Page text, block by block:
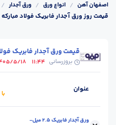
اصفهان آهن / انواع ورق / ورق آجدار /
قیمت روز ورق آجدار فابریک فولاد مبارکه
قیمت ورق آجدار فابریک
بروزرسانی 11:44
5/18
عنوان
با ٪۱۰
ورق آجدار فابریک 2.5 میل-